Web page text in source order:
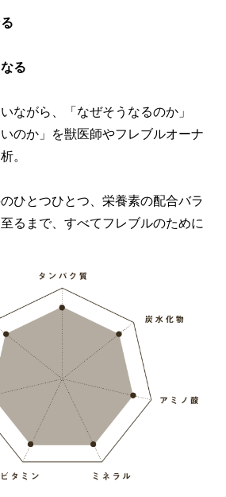
る
ながら、「なぜそうなるのか」
のか」を獣医師やフレブルオーナ
。
ひとつひとつ、栄養素の配合バラ
るまで、すべてフレブルのために